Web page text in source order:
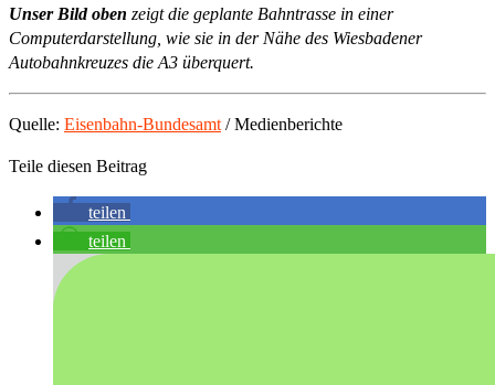
Unser Bild oben zeigt die geplante Bahntrasse in einer
Computerdarstellung, wie sie in der Nähe des Wiesbadener
Autobahnkreuzes die A3 überquert.
Quelle: Eisenbahn-Bundesamt / Medienberichte
Teile diesen Beitrag
teilen
teilen